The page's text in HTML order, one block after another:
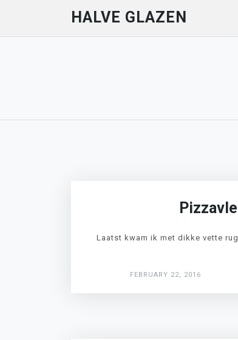
content
HALVE GLAZEN
Laatst kwam ik met dikke vette
FEBRUARY 22, 2016